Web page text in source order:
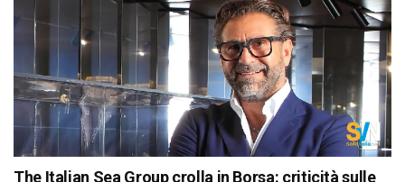
The Italian Sea Group crolla in Borsa: criticità sulle